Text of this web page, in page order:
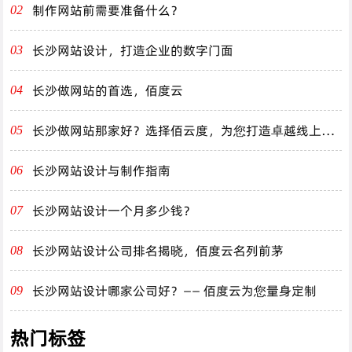
02 制作网站前需要准备什么？
03 长沙网站设计，打造企业的数字门面
04 长沙做网站的首选，佰度云
05
长沙做网站那家好？选择佰云度，为您打造卓越线上体
验！
06 长沙网站设计与制作指南
07 长沙网站设计一个月多少钱？
08 长沙网站设计公司排名揭晓，佰度云名列前茅
09 长沙网站设计哪家公司好？—— 佰度云为您量身定制
热门标签